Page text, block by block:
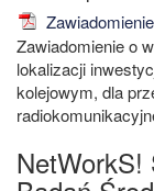
Zawiadomienie o
lokalizacji
kolejowym, dla
NetWorkS!